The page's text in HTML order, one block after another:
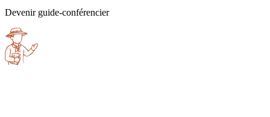
Devenir guide-conférencier